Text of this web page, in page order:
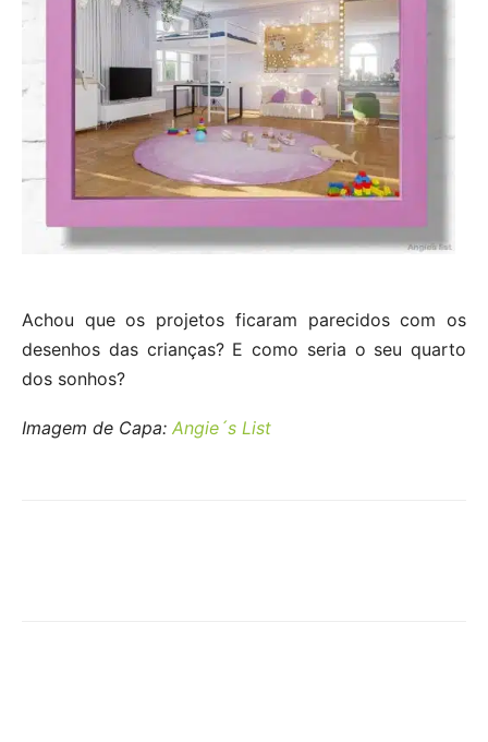
Achou que os projetos ficaram parecidos com os
desenhos das crianças? E como seria o seu quarto
dos sonhos?
Imagem de Capa: Angie´s List